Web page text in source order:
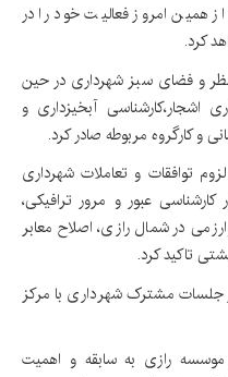
همین امروز فعالیت خود را در
کرد.
و فضای سبز شهرداری در حین
اشجار،کارشناسی آبخیزداری و
و کارگروه مربوطه صادر کرد.
بازدید به لزوم توافقات و تعاملات شهرداری
عبور و مرور ترافیکی،
در شمال رازی، اصلاح معابر
تاکید کرد.
جلسات مشترک شهرداری با مرکز
موسسه رازی به سابقه و اهمیت